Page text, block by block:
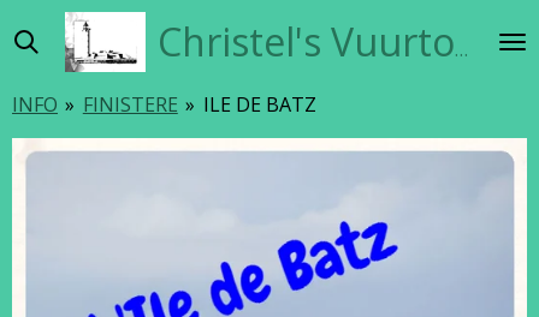
direct
de
hoofdinhoud
Christel's Vuurtorensite
INFO » FINISTERE » ILE DE BATZ